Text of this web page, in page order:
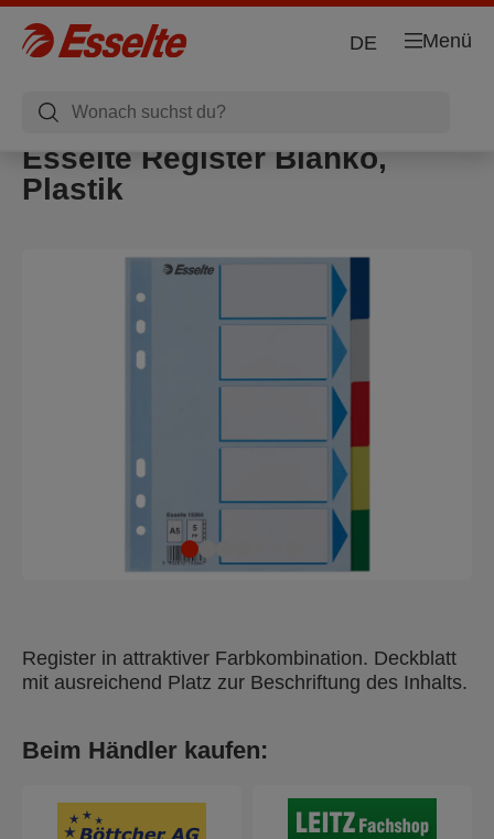
Menü
DE
Esselte Register Blanko,
Plastik
Register in attraktiver Farbkombination. Deckblatt
mit ausreichend Platz zur Beschriftung des Inhalts.
Beim Händler kaufen: